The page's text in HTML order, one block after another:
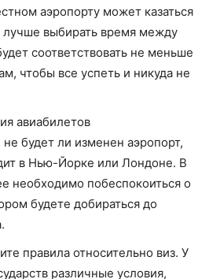
аэропорту может казаться
выбирать время между
соответствовать не меньше
чтобы все успеть и никуда не
авиабилетов
будет ли изменен аэропорт,
в Нью-Йорке или Лондоне. В
необходимо побеспокоиться о
будете добираться до
правила относительно виз. У
различные условия,